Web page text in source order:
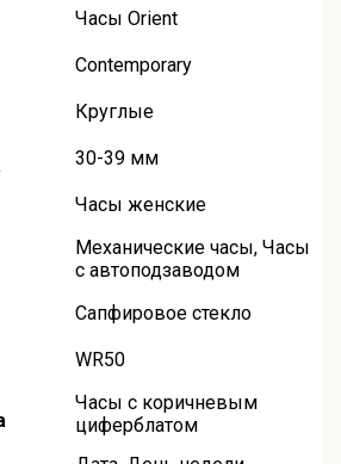
Часы Orient
Contemporary
Круглые
30-39 мм
Часы женские
Механические часы, Часы
с автоподзаводом
Сапфировое стекло
WR50
Часы с коричневым
циферблатом